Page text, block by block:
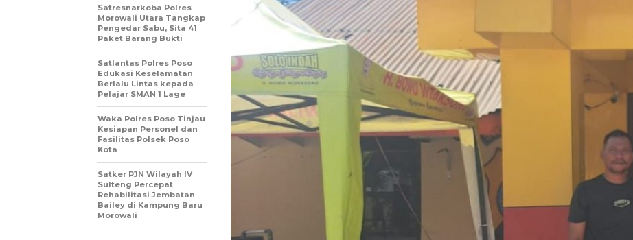
Satresnarkoba Polres
Morowali Utara Tangkap
Pengedar Sabu, Sita 41
Paket Barang Bukti
Satlantas Polres Poso
Edukasi Keselamatan
Berlalu Lintas kepada
Pelajar SMAN 1 Lage
Waka Polres Poso Tinjau
Kesiapan Personel dan
Fasilitas Polsek Poso
Kota
Satker PJN Wilayah IV
Sulteng Percepat
Rehabilitasi Jembatan
Bailey di Kampung Baru
Morowali